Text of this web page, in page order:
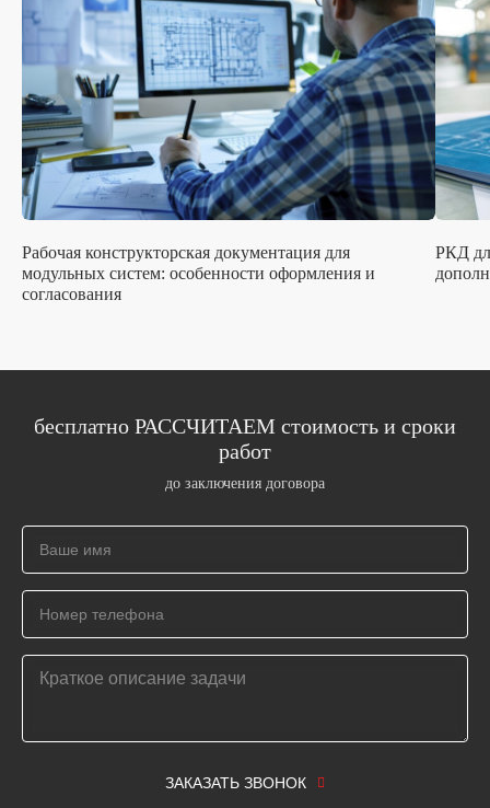
Рабочая конструкторская документация для
модульных систем: особенности оформления и
согласования
РКД
бесплатно РАССЧИТАЕМ стоимость и сроки
работ
до заключения договора
ЗАКАЗАТЬ ЗВОНОК